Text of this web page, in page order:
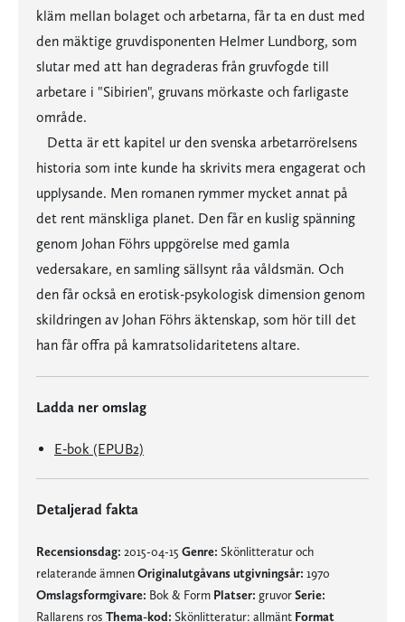
kläm mellan bolaget och arbetarna, får ta en dust med
den mäktige gruvdisponenten Helmer Lundborg, som
slutar med att han degraderas från gruvfogde till
arbetare i "Sibirien", gruvans mörkaste och farligaste
område.
Detta är ett kapitel ur den svenska arbetarrörelsens
historia som inte kunde ha skrivits mera engagerat och
upplysande. Men romanen rymmer mycket annat på
det rent mänskliga planet. Den får en kuslig spänning
genom Johan Föhrs uppgörelse med gamla
vedersakare, en samling sällsynt råa våldsmän. Och
den får också en erotisk-psykologisk dimension genom
skildringen av Johan Föhrs äktenskap, som hör till det
han får offra på kamratsolidaritetens altare.
Ladda ner omslag
E-bok (EPUB2)
Detaljerad fakta
Recensionsdag: 2015-04-15 Genre: Skönlitteratur och
relaterande ämnenOriginalutgåvans utgivningsår: 1970
Omslagsformgivare: Bok & Form Platser: gruvorSerie:
Rallarens ros Thema-kod: Skönlitteratur: allmänt Format